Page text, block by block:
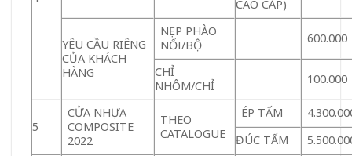
CAO CẤP)
YÊU CẦU RIÊNG
CỦA KHÁCH
HÀNG
NẸP PHÀO
NỔI/BỘ
600.000
CHỈ
NHÔM/CHỈ
100.000
5
CỬA NHỰA
COMPOSITE
2022
THEO
CATALOGUE
ÉP TẤM
ĐÚC TẤM